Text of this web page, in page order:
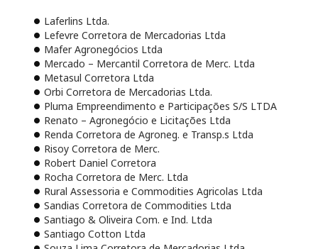
Laferlins Ltda.
Lefevre Corretora de Mercadorias Ltda
Mafer Agronegócios Ltda
Mercado – Mercantil Corretora de Merc. Ltda
Metasul Corretora Ltda
Orbi Corretora de Mercadorias Ltda.
Pluma Empreendimento e Participações S/S LTDA
Renato – Agronegócio e Licitações Ltda
Renda Corretora de Agroneg. e Transp.s Ltda
Risoy Corretora de Merc.
Robert Daniel Corretora
Rocha Corretora de Merc. Ltda
Rural Assessoria e Commodities Agricolas Ltda
Sandias Corretora de Commodities Ltda
Santiago & Oliveira Com. e Ind. Ltda
Santiago Cotton Ltda